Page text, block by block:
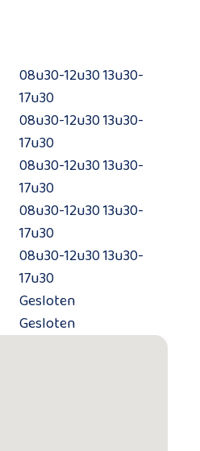
08u30-12u30 13u30-
17u30
08u30-12u30 13u30-
17u30
08u30-12u30 13u30-
17u30
08u30-12u30 13u30-
17u30
08u30-12u30 13u30-
17u30
Gesloten
Gesloten